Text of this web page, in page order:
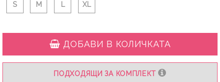
S M L XL
ДОБАВИ В КОЛИЧКАТА
ПОДХОДЯЩИ ЗА КОМПЛЕКТ